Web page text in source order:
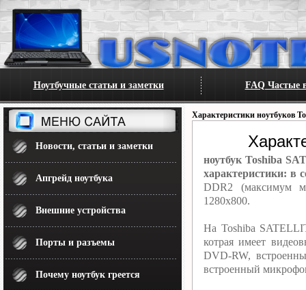
Ноутбучные статьи и заметки FAQ Частые
Новости, статьи и заметки
Апгрейд ноутбука
Внешние устройства
Порты и разъемы
Почему ноутбук греется
Характеристики ноутбуков
ноутбук Toshiba
характеристики: в
DDR2 (максимум
1280x800.
На Toshiba
котрая имеет
DVD-RW,
встроенный